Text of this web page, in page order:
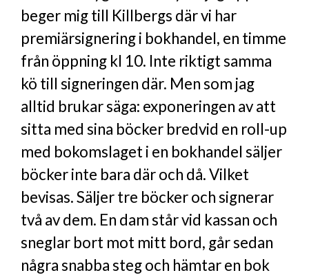
beger mig till Killbergs där vi har
premiärsignering i bokhandel, en timme
från öppning kl 10. Inte riktigt samma
kö till signeringen där. Men som jag
alltid brukar säga: exponeringen av att
sitta med sina böcker bredvid en roll-up
med bokomslaget i en bokhandel säljer
böcker inte bara där och då. Vilket
bevisas. Säljer tre böcker och signerar
två av dem. En dam står vid kassan och
sneglar bort mot mitt bord, går sedan
några snabba steg och hämtar en bok